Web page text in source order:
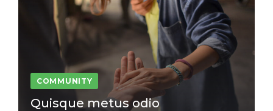
COMMUNITY
Quisque metus odio